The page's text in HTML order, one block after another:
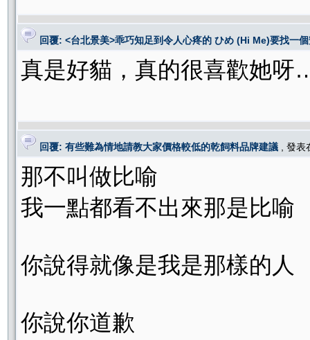
回覆: <台北景美>乖巧知足到令人心疼的 ひめ (Hi Me)要找一
真是好貓，真的很喜歡她
回覆: 有些難為情地請教大家價格較低的乾飼料品牌建議 , 發
那不叫做比喻
我一點都看不出來那是比喻
你說得就像是我是那樣的人
你說你道歉